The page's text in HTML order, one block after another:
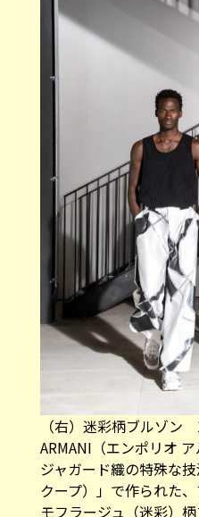
（右）迷彩柄ブルゾン
ARMANI（エンポリオ ア
ジャガード織の特殊な
クープ）」で作られた
モフラージュ（迷彩）